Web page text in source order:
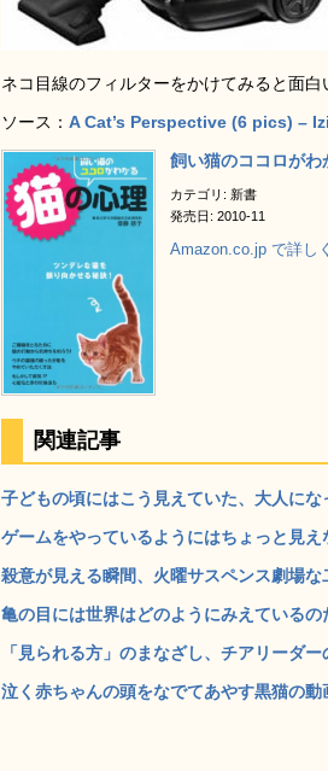
ネコ目線のフィルターをかけてみると面
ソース： A Cat’s Perspective (6 pics) –
飼い猫のココロが
カテゴリ: 新書
発売日: 2010-11
Amazon.co.jp で詳し
関連記事
子どもの頃にはこう見えていた、大人に
ゲームをやっているようにはちょっと見
殺意が見える瞬間、火曜サスペンス劇場
亀の目には世界はどのようにみえている
「見られる方」のまなざし、チアリーダ
泣く赤ちゃんの頭をなでてあやす黒猫の動